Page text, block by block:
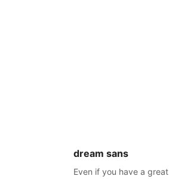
dream sans
Even if you have a great